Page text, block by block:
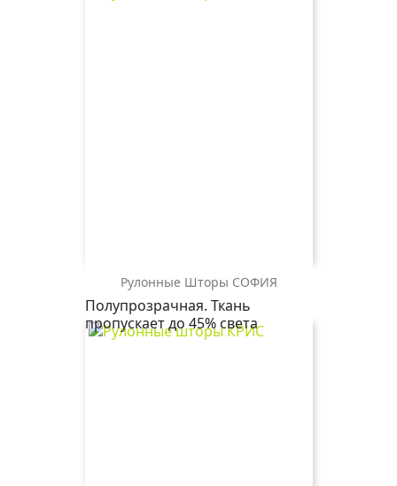
Рулонные Шторы СОФИЯ
Полупрозрачная. Ткань
пропускает до 45% света
СОФИЯ
2406
бежевый
СОФИЯ
2259
магнолия
1852
серый